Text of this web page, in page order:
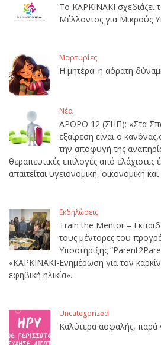
Το ΚΑΡΚΙΝΑΚΙ σχεδιάζει
Μέλλοντος για Μικρούς
Μαρτυρίες
Η μητέρα: η αόρατη
Νέα
ΑΡΘΡΟ 12 (ΣΗΠ): «Στα
εξαίρεση είναι ο
την αποφυγή της
θεραπευτικές επιλογές από ελάχιστες
απαιτείται υγειονομική, οικονομική
Εκδηλώσεις
Train the Mentor –
τους μέντορες του
Υποστήριξης
«ΚΑΡΚΙΝΑΚΙ-Ενημέρωση για τον
εφηβική ηλικία».
Uncategorized
Καλύτερα ασφαλής, παρά